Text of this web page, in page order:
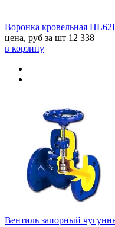
Воронка кровельная
цена, руб за шт 12 338
в корзину
Вентиль запорный